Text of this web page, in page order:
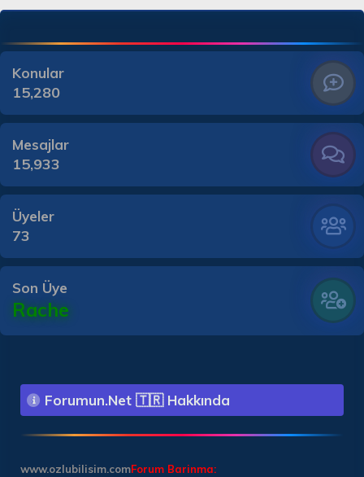
Konular
15,280
Mesajlar
15,933
Üyeler
73
Son Üye
Rache
Forumun.Net 🇹🇷 Hakkında
Forum Barinma:
www.ozlubilisim.com